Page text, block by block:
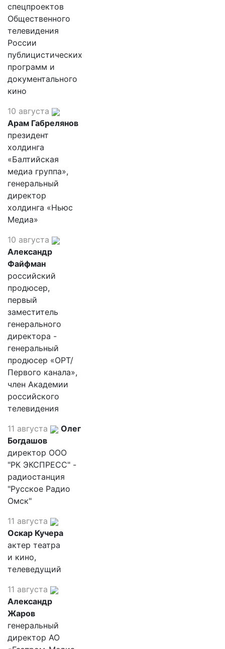
спецпроектов
Общественного
телевидения
России
публицистических
программ и
документального
кино
10 августа
Арам Габрелянов
президент
холдинга
«Балтийская
медиа группа»,
генеральный
директор
холдинга «Ньюс
Медиа»
10 августа
Александр
Файфман
российский
продюсер,
первый
заместитель
генерального
директора -
генеральный
продюсер «ОРТ/
Первого канала»,
член Академии
российского
телевидения
11 августа
Олег
Богдашов
директор ООО
"РК ЭКСПРЕСС" -
радиостанция
"Русское Радио
Омск"
11 августа
Оскар Кучера
актер театра
и кино,
телеведущий
11 августа
Александр
Жаров
генеральный
директор АО